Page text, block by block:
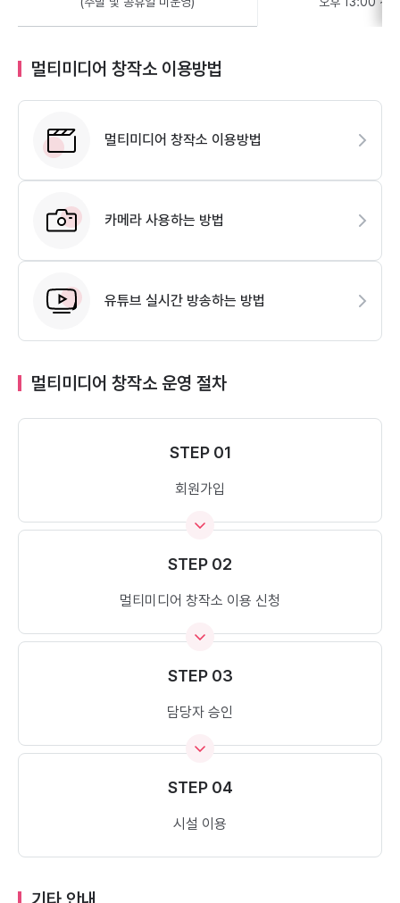
멀티미디어 창작소 이용방법
멀티미디어 창작소 이용방법
카메라 사용하는 방법
유튜브 실시간 방송하는 방법
멀티미디어 창작소 운영 절차
STEP 01
회원가입
STEP 02
멀티미디어 창작소 이용 신청
STEP 03
담당자 승인
STEP 04
시설 이용